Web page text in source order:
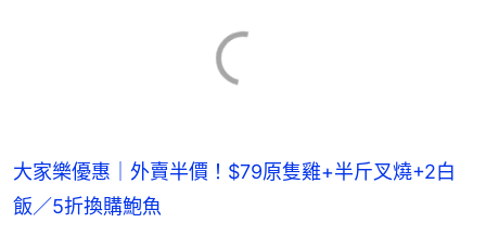
大家樂優惠｜外賣半價！$79原隻雞+半斤叉燒+2白
飯／5折換購鮑魚